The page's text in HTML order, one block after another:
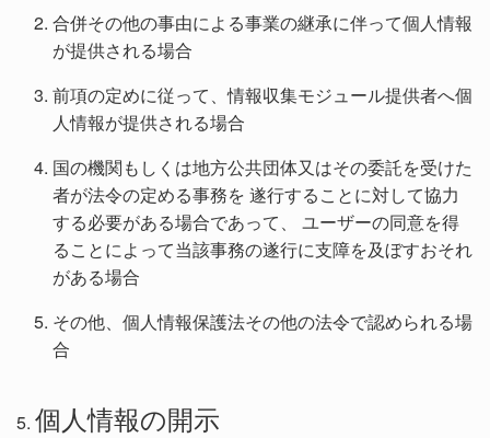
合併その他の事由による事業の継承に伴って個人情報
が提供される場合
前項の定めに従って、情報収集モジュール提供者へ個
人情報が提供される場合
国の機関もしくは地方公共団体又はその委託を受けた
者が法令の定める事務を 遂行することに対して協力
する必要がある場合であって、 ユーザーの同意を得
ることによって当該事務の遂行に支障を及ぼすおそれ
がある場合
その他、個人情報保護法その他の法令で認められる場
合
個人情報の開示